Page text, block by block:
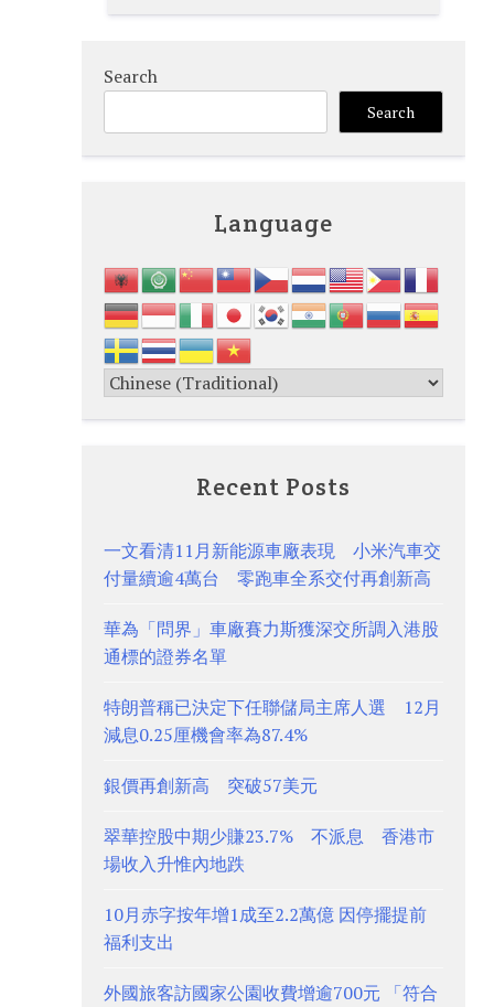
Search
Search
Language
Recent Posts
一文看清11月新能源車廠表現 小米汽車交
付量續逾4萬台 零跑車全系交付再創新高
華為「問界」車廠賽力斯獲深交所調入港股
通標的證券名單
特朗普稱已決定下任聯儲局主席人選 12月
減息0.25厘機會率為87.4%
銀價再創新高 突破57美元
翠華控股中期少賺23.7% 不派息 香港市
場收入升惟內地跌
10月赤字按年增1成至2.2萬億 因停擺提前
福利支出
外國旅客訪國家公園收費增逾700元 「符合